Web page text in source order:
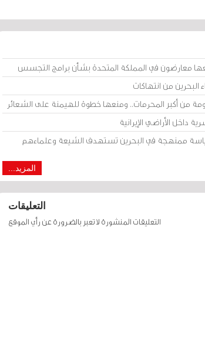
معارضون في المملكة المتحدة بشأن برامج التجسس
من انتهاكات
من أكبر المحرمات.. ومنعها خطوة للهيمنة على الشعائر
داخل الأراضي الإيرانية
ممنهجة في البحرين تستهدف الشيعة وعلماءهم
المزيد...
التعليقات
التعليقات المنشورة لا تعبر بالضرورة عن رأي الموقع